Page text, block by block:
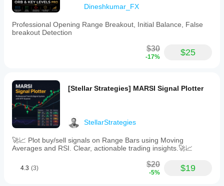
Dineshkumar_FX
Professional Opening Range Breakout, Initial Balance, False
breakout Detection
$30
-17% $25
[Stellar Strategies] MARSI Signal Plotter
StellarStrategies
🚀📈 Plot buy/sell signals on Range Bars using Moving
Averages and RSI. Clear, actionable trading insights.🚀📈
4.3 (3) $20
-5% $19